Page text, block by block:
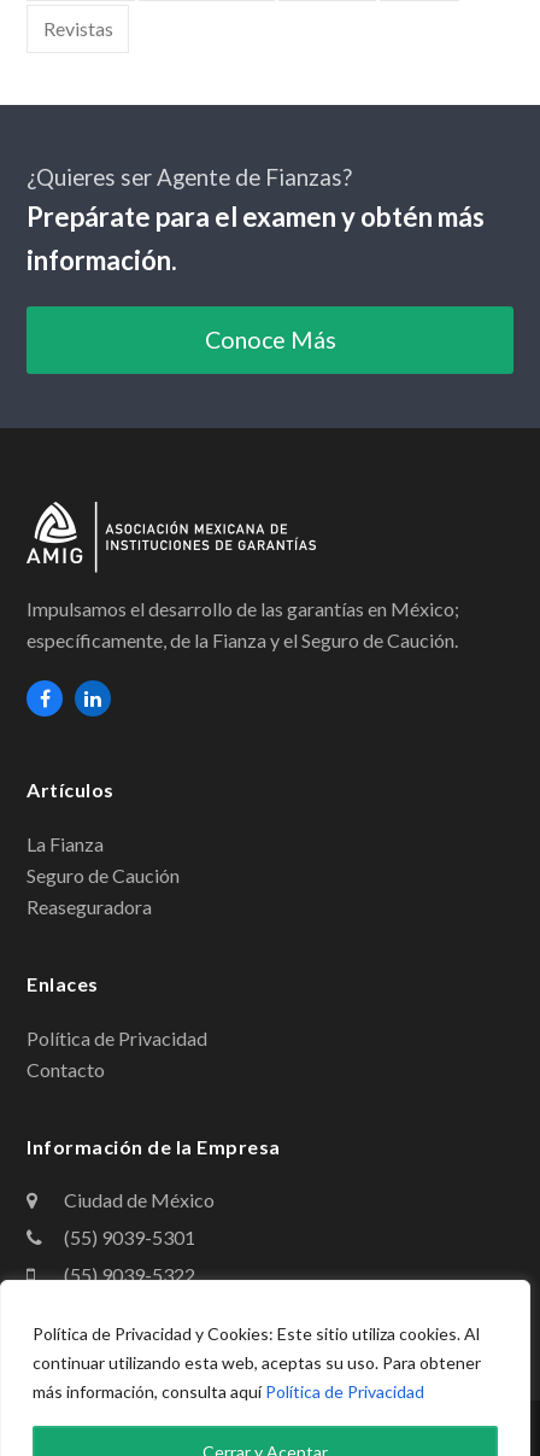
Política de Privacidad y Cookies: Este sitio utiliza cookies. Al
continuar utilizando esta web, aceptas su uso. Para obtener
más información, consulta aquíPolítica de Privacidad
Cerrar y Aceptar
Revistas
¿Quieres ser Agente de Fianzas?
Prepárate para el examen y obtén más
información.
Conoce Más
Impulsamos el desarrollo de las garantías en México;
específicamente, de la Fianza y el Seguro de Caución.
F
b
o
o
L
e
d
I
Artículos
La Fianza
Seguro de Caución
Reaseguradora
Enlaces
Política de Privacidad
Contacto
Información de la Empresa
Ciudad de México
(55) 9039-5301
(55) 9039-5322